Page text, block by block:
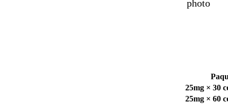
25mg × 30
25mg × 60